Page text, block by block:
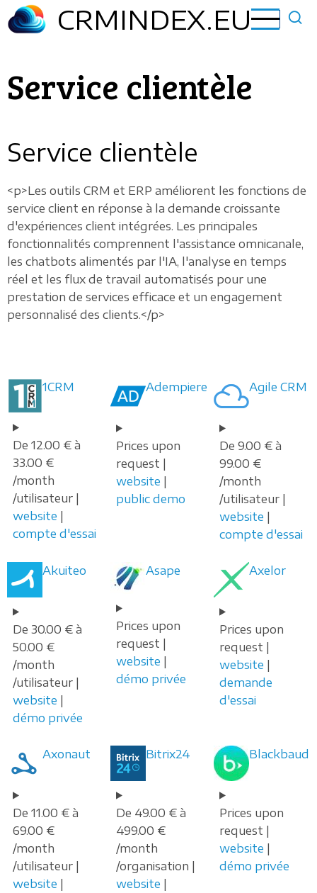
Aller
au
CRMINDEX.EU
Service clientèle
Service clientèle
<p>Les outils CRM et ERP améliorent les fonctions de
service client en réponse à la demande croissante
d'expériences client intégrées. Les principales
fonctionnalités comprennent l'assistance omnicanale,
les chatbots alimentés par l'IA, l'analyse en temps
réel et les flux de travail automatisés pour une
prestation de services efficace et un engagement
personnalisé des clients.</p>
1CRM
De 12.00 € à
33.00 €
/month
/utilisateur |
website |
compte d'essai
Adempiere
Prices upon
request |
website |
public demo
Agile CRM
De 9.00 € à
99.00 €
/month
/utilisateur |
website |
compte d'essai
Akuiteo
De 30.00 € à
50.00 €
/month
/utilisateur |
website |
démo privée
Asape
Prices upon
request |
website |
démo privée
Axelor
Prices upon
request |
website |
demande
d'essai
Axonaut
De 11.00 € à
69.00 €
/month
/utilisateur |
website |
Bitrix24
De 49.00 € à
499.00 €
/month
/organisation |
website |
Blackbaud
Prices upon
request |
website |
démo privée